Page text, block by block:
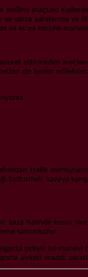
araçtaki
varsa yaralanma
ve acıya karşılık
ettirmeden
de temin
trafik
tutturmalı, kazaya
halinde kusur
sorumludur.
şirketi ise
şirketi maddi